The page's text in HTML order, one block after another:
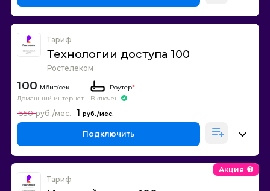
Тариф
Технологии доступа 100
Ростелеком
100
Домашний интернет
Роутер*
Включен
1
550
Подключить
Тариф
Акция